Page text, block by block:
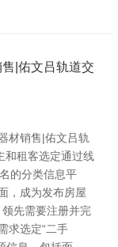
|佑文吕轨道交
材销售|佑文吕轨
和租客选定通过线
的分类信息平
，成为发布房屋
先需要注册并完
求选定“二手